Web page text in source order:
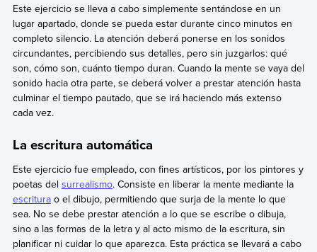
Este ejercicio se lleva a cabo simplemente sentándose en un
lugar apartado, donde se pueda estar durante cinco minutos en
completo silencio. La atención deberá ponerse en los sonidos
circundantes, percibiendo sus detalles, pero sin juzgarlos: qué
son, cómo son, cuánto tiempo duran. Cuando la mente se vaya del
sonido hacia otra parte, se deberá volver a prestar atención hasta
culminar el tiempo pautado, que se irá haciendo más extenso
cada vez.
La escritura automática
Este ejercicio fue empleado, con fines artísticos, por los pintores y
poetas del surrealismo. Consiste en liberar la mente mediante la
escriturao el dibujo, permitiendo que surja de la mente lo que
sea. No se debe prestar atención a lo que se escribe o dibuja,
sino a las formas de la letra y al acto mismo de la escritura, sin
planificar ni cuidar lo que aparezca. Esta práctica se llevará a cabo